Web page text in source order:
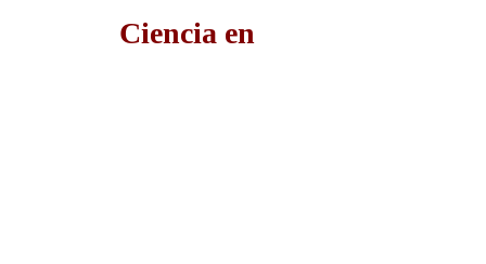
Ciencia en